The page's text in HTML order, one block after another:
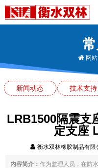
网站
新闻动态 技术支持
LRB1500隔震支
定支座
衡水双林橡胶制品有
内容简介：作为监理人员，在防